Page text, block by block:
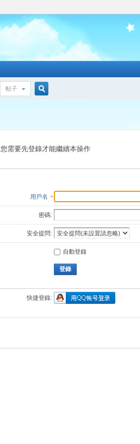
帖子
索
您需要先登錄才能繼續本操作
用戶名
密碼:
安全提問:
自動登錄
登錄
快捷登錄: